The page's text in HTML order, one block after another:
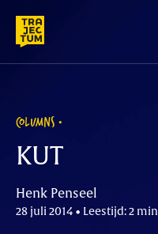
content
COLUMNS
KUT
Henk Penseel
28 juli 2014 • Leestijd: 2 min